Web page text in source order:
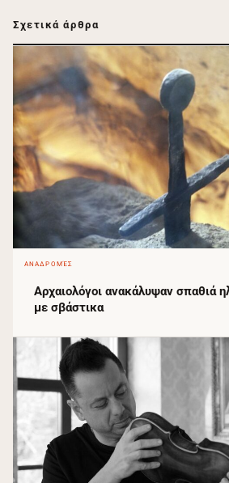
Σχετικά άρθρα
ΑΝΑΔΡΟΜΈΣ
Αρχαιολόγοι ανακάλυψαν σπαθιά
με σβάστικα